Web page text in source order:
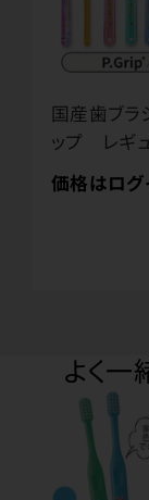
国産歯ブ
ップ レギ
価格はログ
よく